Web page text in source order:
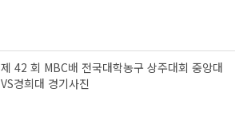
제 42 회 MBC배 전국대학농구 상주대회 중앙대
VS경희대 경기사진